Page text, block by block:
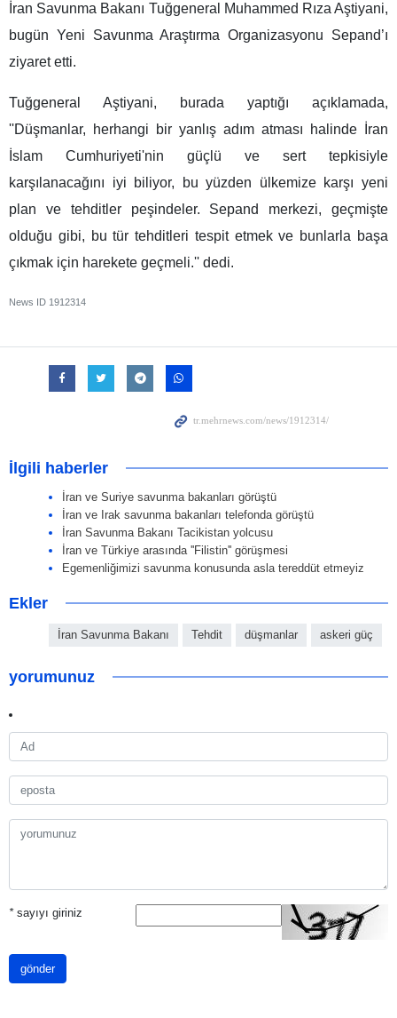
İran Savunma Bakanı Tuğgeneral Muhammed Rıza Aştiyani,
bugün Yeni Savunma Araştırma Organizasyonu Sepand’ı
ziyaret etti.
Tuğgeneral Aştiyani, burada yaptığı açıklamada,
''Düşmanlar, herhangi bir yanlış adım atması halinde İran
İslam Cumhuriyeti'nin güçlü ve sert tepkisiyle
karşılanacağını iyi biliyor, bu yüzden ülkemize karşı yeni
plan ve tehditler peşindeler. Sepand merkezi, geçmişte
olduğu gibi, bu tür tehditleri tespit etmek ve bunlarla başa
çıkmak için harekete geçmeli.'' dedi.
News ID 1912314
İlgili haberler
İran ve Suriye savunma bakanları görüştü
İran ve Irak savunma bakanları telefonda görüştü
İran Savunma Bakanı Tacikistan yolcusu
İran ve Türkiye arasında ''Filistin'' görüşmesi
Egemenliğimizi savunma konusunda asla tereddüt etmeyiz
Ekler
İran Savunma Bakanı Tehdit düşmanlar askeri güç
yorumunuz
*sayıyı giriniz
gönder